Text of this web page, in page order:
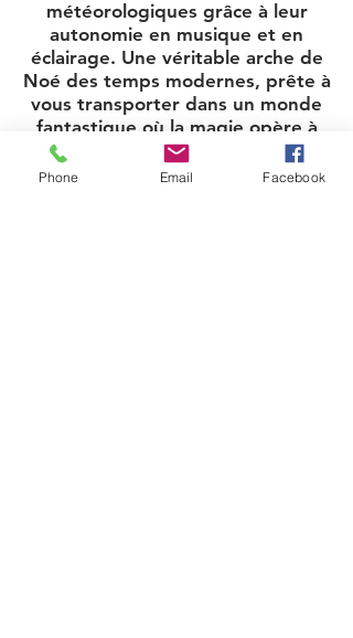
météorologiques grâce à leur
autonomie en musique et en
éclairage. Une véritable arche de
Noé des temps modernes, prête à
vous transporter dans un monde
fantastique où la magie opère à
chaque arrêt.
Phone Email Facebook